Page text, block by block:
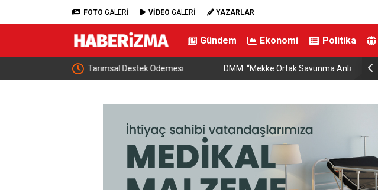
FOTO GALERİ VİDEO GALERİ YAZARLAR
Gündem Ekonomi Politika
DMM: “Mekke Ortak Savunma Anlaşması’nın NATO’nun 5. maddesiyle